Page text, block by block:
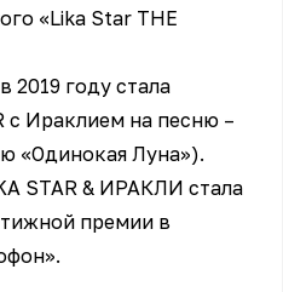
«Lika Star THE
году стала
c Ираклием на песню –
«Одинокая Луна»).
STAR & ИРАКЛИ стала
премии в